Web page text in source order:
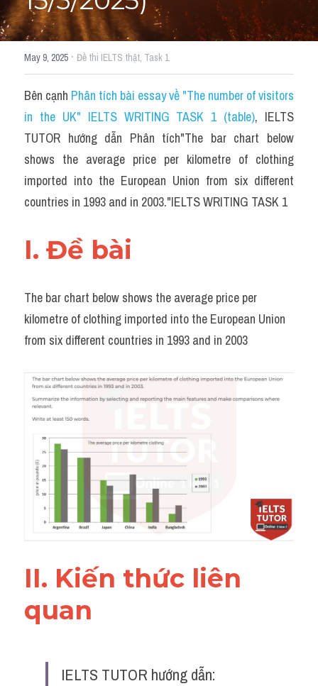
Du học Cấp Ba
Đề thi thật Task 1
Adv
Cách dùng từ
Task 1
Đề thi IELTS thật
Advice
IELTS Advice
Đề thi thật Task 2
Speaking
Writing
Reading
Vocabulary
May 9, 2025 · Đề thi IELTS thật, Task 1
Bên cạnh Phân tích bài essay về "The number of visitors
in the UK" IELTS WRITING TASK 1 (table), IELTS
TUTOR hướng dẫn Phân tích"The bar chart below
shows the average price per kilometre of clothing
imported into the European Union from six different
countries in 1993 and in 2003."IELTS WRITING TASK 1
I. Đề bài
The bar chart below shows the average price per
kilometre of clothing imported into the European Union
from six different countries in 1993 and in 2003
II. Kiến thức liên
quan
IELTS TUTOR hướng dẫn: